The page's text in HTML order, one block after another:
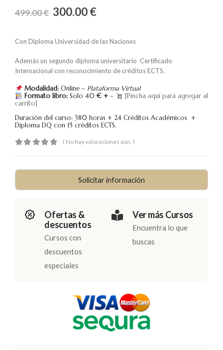
499.00€ 300.00€
Con Diploma Universidad de las Naciones
Además un segundo diploma universitario Certificado
Internacional con reconocimiento de créditos ECTS.
Modalidad:Online – Plataforma Virtual
Formato libro:Solo 40 € +–
[Pincha aquí para agregar al
carrito]
Duración del curso: 380 horas + 24 Créditos Académicos +
Diploma DQ con 15 créditos ECTS.
( No hay valoraciones aún. )
Solicitar información
Ofertas &
descuentos
Cursos con
descuentos
especiales
Ver más Cursos
Encuentra lo que
buscas